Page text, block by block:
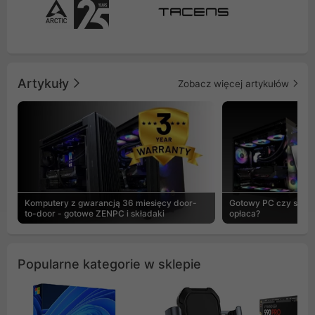
Artykuły Zobacz więcej artykułów
Komputery z gwarancją 36 miesięcy door-
to-door - gotowe ZENPC i składaki
Gotowy PC czy
opłaca?
Popularne kategorie w sklepie